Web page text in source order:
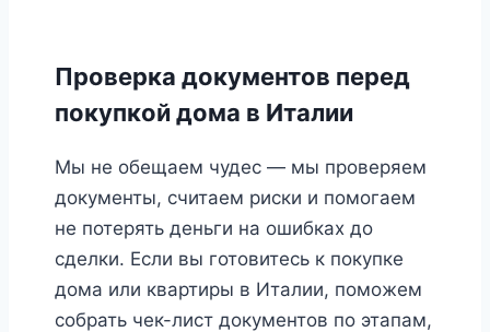
Проверка документов перед
покупкой дома в Италии
Мы не обещаем чудес — мы проверяем
документы, считаем риски и помогаем
не потерять деньги на ошибках до
сделки. Если вы готовитесь к покупке
дома или квартиры в Италии, поможем
собрать чек-лист документов по этапам,